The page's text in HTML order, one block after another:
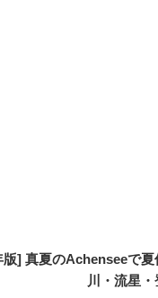
版] 真夏のAchenseeで夏
川・流星